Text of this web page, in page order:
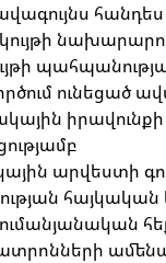
հանդես
ունեցած
արվեստի